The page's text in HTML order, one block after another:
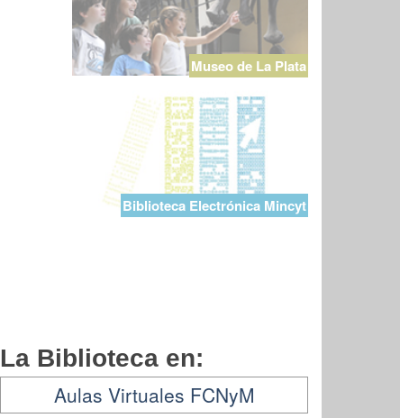
Museo de La Plata
Biblioteca Electrónica Mincyt
La Biblioteca en:
Aulas Virtuales FCNyM